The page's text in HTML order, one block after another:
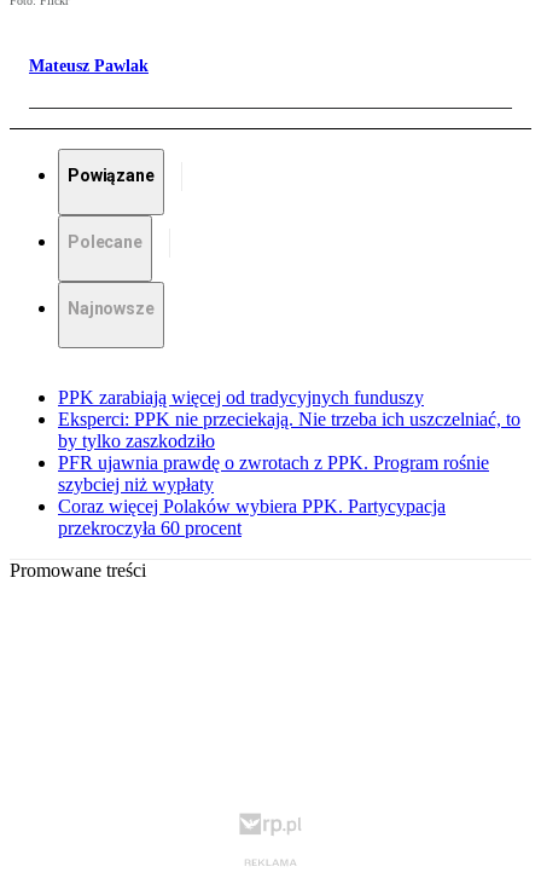
Mateusz Pawlak
Powiązane
Polecane
Najnowsze
PPK zarabiają więcej od tradycyjnych funduszy
Eksperci: PPK nie przeciekają. Nie trzeba ich uszczelniać, to
by tylko zaszkodziło
PFR ujawnia prawdę o zwrotach z PPK. Program rośnie
szybciej niż wypłaty
Coraz więcej Polaków wybiera PPK. Partycypacja
przekroczyła 60 procent
Promowane treści